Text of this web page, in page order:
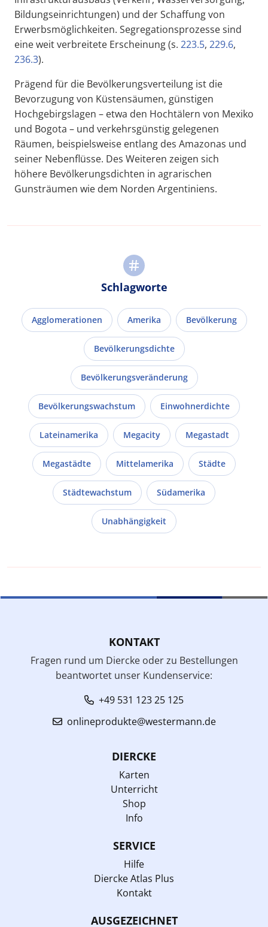
Bildungseinrichtungen) und der Schaffung von
Erwerbsmöglichkeiten. Segregationsprozesse sind
eine weit verbreitete Erscheinung (s. 223.5, 229.6,
236.3).
Prägend für die Bevölkerungsverteilung ist die
Bevorzugung von Küstensäumen, günstigen
Hochgebirgslagen – etwa den Hochtälern von Mexiko
und Bogota – und verkehrsgünstig gelegenen
Räumen, beispielsweise entlang des Amazonas und
seiner Nebenflüsse. Des Weiteren zeigen sich
höhere Bevölkerungsdichten in agrarischen
Gunsträumen wie dem Norden Argentiniens.
Schlagworte
Agglomerationen Amerika Bevölkerung
Bevölkerungsdichte
Bevölkerungsveränderung
Bevölkerungswachstum Einwohnerdichte
Lateinamerika Megacity Megastadt
Megastädte Mittelamerika Städte
Städtewachstum Südamerika
Unabhängigkeit
KONTAKT
Fragen rund um Diercke oder zu Bestellungen
beantwortet unser Kundenservice:
+49 531 123 25 125
onlineprodukte@westermann.de
DIERCKE
Karten
Unterricht
Shop
Info
SERVICE
Hilfe
Diercke Atlas Plus
Kontakt
AUSGEZEICHNET